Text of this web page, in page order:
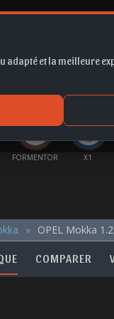
et la meilleure
X1 KAMIQ
OPEL Mokka
COMPARER